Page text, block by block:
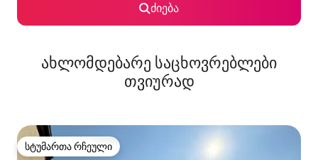
ძიება
ახლომდებარე საცხოვრებლები
თვიურად
სტუმართა რჩეული
სტუმართა რჩეული